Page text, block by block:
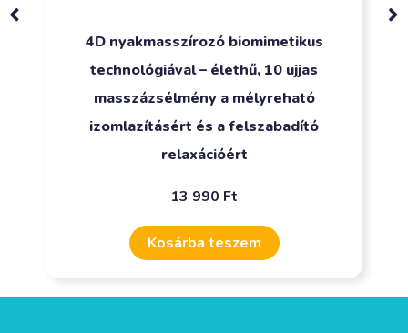
4D nyakmasszírozó biomimetikus
technológiával – élethű, 10 ujjas
masszázsélmény a mélyreható
izomlazításért és a felszabadító
relaxációért
13 990 Ft
Kosárba teszem